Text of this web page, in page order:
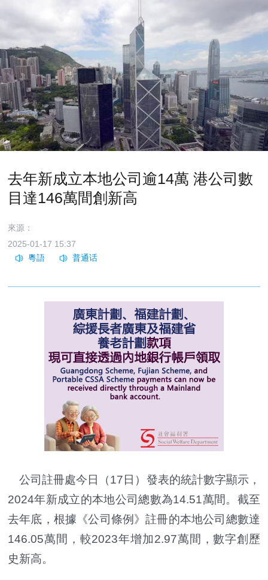
去年新成立本地公司逾14萬 港公司數
目達146萬間創新高
來源：
2025-01-17 15:37
公司註冊處今日（17日）發表的統計數字顯示，
2024年新成立的本地公司總數為14.51萬間。截至
去年底，根據《公司條例》註冊的本地公司總數達
146.05萬間，較2023年增加2.97萬間，數字創歷
史新高。